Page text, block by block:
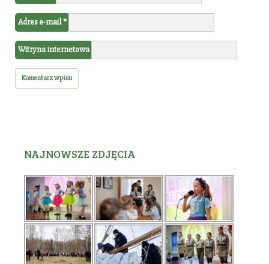
Adres e-mail*
Witryna internetowa
NAJNOWSZE ZDJĘCIA